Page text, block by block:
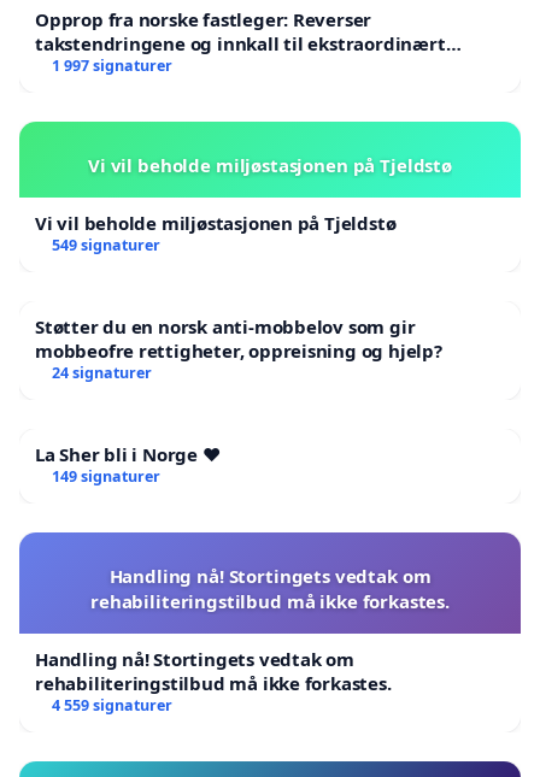
Opprop fra norske fastleger: Reverser
takstendringene og innkall til ekstraordinært
landsråd
1 997 signaturer
Vi vil beholde miljøstasjonen på Tjeldstø
Vi vil beholde miljøstasjonen på Tjeldstø
549 signaturer
Støtter du en norsk anti-mobbelov som gir
mobbeofre rettigheter, oppreisning og hjelp?
24 signaturer
La Sher bli i Norge ❤️
149 signaturer
Handling nå! Stortingets vedtak om
rehabiliteringstilbud må ikke forkastes.
Handling nå! Stortingets vedtak om
rehabiliteringstilbud må ikke forkastes.
4 559 signaturer